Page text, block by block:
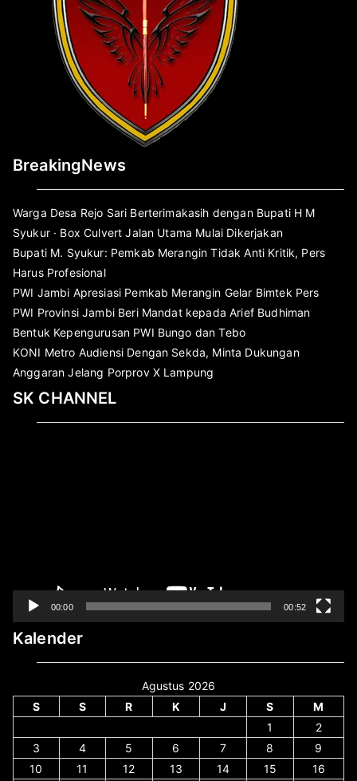
BreakingNews
Warga Desa Rejo Sari Berterimakasih dengan Bupati H M
Syukur · Box Culvert Jalan Utama Mulai Dikerjakan
Bupati M. Syukur: Pemkab Merangin Tidak Anti Kritik, Pers
Harus Profesional
PWI Jambi Apresiasi Pemkab Merangin Gelar Bimtek Pers
PWI Provinsi Jambi Beri Mandat kepada Arief Budhiman
Bentuk Kepengurusan PWI Bungo dan Tebo
KONI Metro Audiensi Dengan Sekda, Minta Dukungan
Anggaran Jelang Porprov X Lampung
SK CHANNEL
00:00 00:52
Kalender
Agustus 2026
S
S R K J S
M
1
2
3
4 5 6 7 8
9
10
11 12 13 14 15 16